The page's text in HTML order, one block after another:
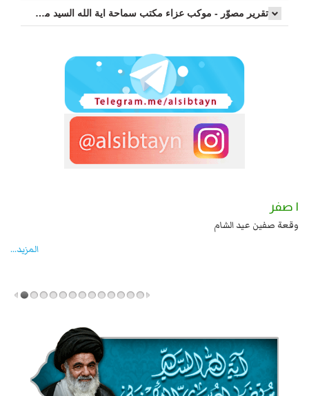
تقرير مصوّر - موكب عزاء مکتب سماحة اية الله السيد مرتضى الموسوي الاصفهاني في يوم إستشهاد السيدة فاطم...
زيد بن علي بن الحسين عليهما السلام قتل صاحب الزنج